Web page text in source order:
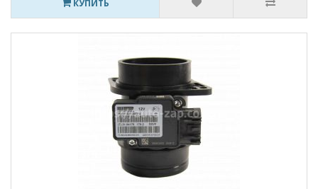
КУПИТЬ